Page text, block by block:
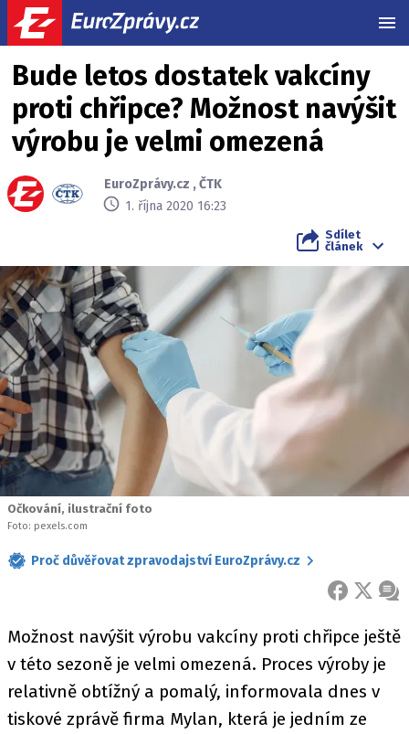
Bude letos dostatek vakcíny
proti chřipce? Možnost navýšit
výrobu je velmi omezená
EuroZprávy.cz ,ČTK
1. října 2020 16:23
Sdílet
článek
Očkování, ilustrační foto
Foto: pexels.com
Proč důvěřovat zpravodajství EuroZprávy.cz
FACEBOOK
X
Možnost navýšit výrobu vakcíny proti chřipce ještě
v této sezoně je velmi omezená. Proces výroby je
relativně obtížný a pomalý, informovala dnes v
tiskové zprávě firma Mylan, která je jedním ze